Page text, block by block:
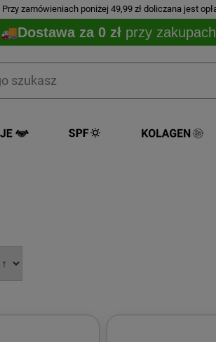
Przy zamówieniach poniżej 49,99 zł doliczana jest
Dostawa za 0 zł przy